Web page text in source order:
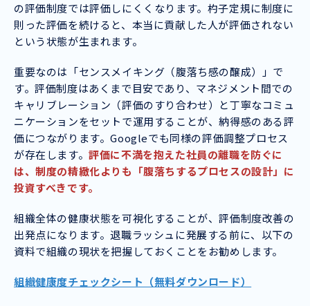
の評価制度では評価しにくくなります。杓子定規に制度に
則った評価を続けると、本当に貢献した人が評価されない
という状態が生まれます。
重要なのは「センスメイキング（腹落ち感の醸成）」で
す。評価制度はあくまで目安であり、マネジメント間での
キャリブレーション（評価のすり合わせ）と丁寧なコミュ
ニケーションをセットで運用することが、納得感のある評
価につながります。Googleでも同様の評価調整プロセス
が存在します。評価に不満を抱えた社員の離職を防ぐに
は、制度の精緻化よりも「腹落ちするプロセスの設計」に
投資すべきです。
組織全体の健康状態を可視化することが、評価制度改善の
出発点になります。退職ラッシュに発展する前に、以下の
資料で組織の現状を把握しておくことをお勧めします。
組織健康度チェックシート（無料ダウンロード）